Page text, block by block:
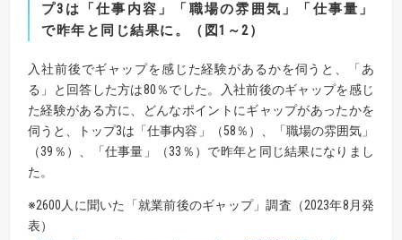
プ3は「仕事内容」「職場の雰囲気」「仕事量」
で昨年と同じ結果に。
（図1 ～2）
入社前後でギャップを感じた経験があるかを伺うと、「あ
る」と回答した方は80％でした。入社前後のギャップを感じ
た経験がある方に、どんなポイントにギャップがあったかを
伺うと、トップ3は「仕事内容」（58％）、「職場の雰囲気」
（39％）、「仕事量」（33％）で昨年と同じ結果になりまし
た。
※2600人に聞いた「就業前後のギャップ」調査（2023年8月発
表）